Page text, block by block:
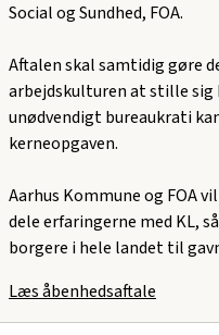
Social og Sundhed, FOA.
Aftalen skal samtidig gøre
arbejdskulturen at stille sig
unødvendigt bureaukrati
kerneopgaven.
Aarhus Kommune og FOA
dele erfaringerne med KL,
borgere i hele landet til
Læs åbenhedsaftale